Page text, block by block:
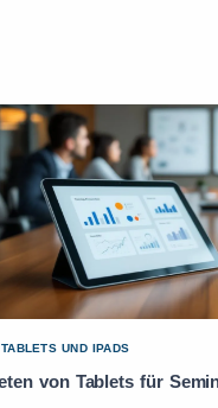
TABLETS UND IPADS